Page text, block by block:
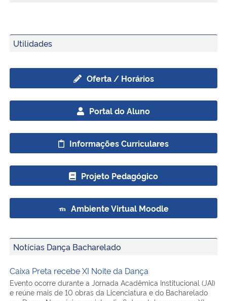
Planalto
Utilidades
Oferta / Horários
Portal do Aluno
Informações Curriculares
Projeto Pedagógico
Ambiente Virtual Moodle
Notícias Dança Bacharelado
Evento ocorre durante a Jornada Acadêmica Institucional (JAI)
e reúne mais de 10 obras da Licenciatura e do Bacharelado
em Dança Na próxima quinta, dia 6 de outubro, ocorre a XI